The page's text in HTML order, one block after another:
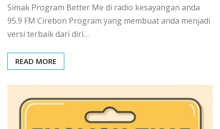
Simak Program Better Me di radio kesayangan anda
95.9 FM Cirebon Program yang membuat anda menjadi
versi terbaik dari diri…
READ MORE